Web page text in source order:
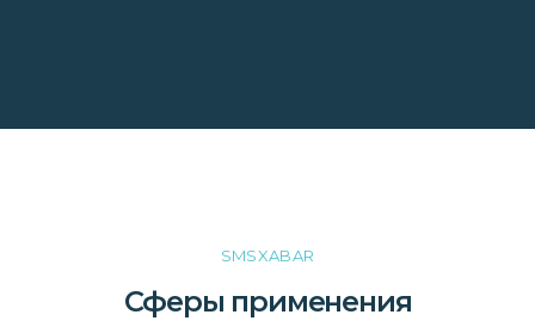
SMSXABAR
Сферы применения